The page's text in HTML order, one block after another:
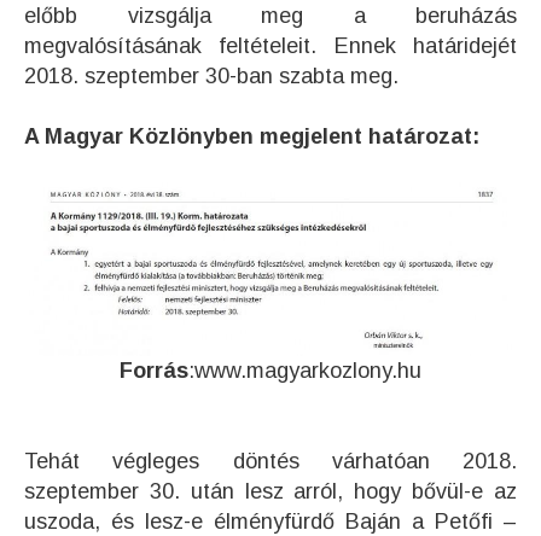
előbb vizsgálja meg a beruházás
megvalósításának feltételeit. Ennek határidejét
2018. szeptember 30-ban szabta meg.
A Magyar Közlönyben megjelent határozat:
Forrás:www.magyarkozlony.hu
Tehát végleges döntés várhatóan 2018.
szeptember 30. után lesz arról, hogy bővül-e az
uszoda, és lesz-e élményfürdő Baján a Petőfi –